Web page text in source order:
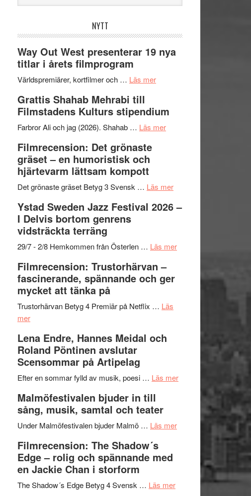
webbplatsen
NYTT
Way Out West presenterar 19 nya
titlar i årets filmprogram
Världspremiärer, kortfilmer och … Läs merom
West
presenterar
årets
Grattis Shahab Mehrabi till
Filmstadens Kulturs stipendium
Farbror Ali och jag (2026). Shahab … Läs merom
Filmstadens
stipendium
Filmrecension: Det grönaste
gräset – en humoristisk och
hjärtevarm lättsam kompott
Det grönaste gräset Betyg 3 Svensk … Läs merom
Det
–
och
Ystad Sweden Jazz Festival 2026 –
I Delvis bortom genrens
vidsträckta terräng
29/7 - 2/8 Hemkommen från Österlen … Läs merom
vidsträckta
Filmrecension: Trustorhärvan –
fascinerande, spännande och ger
mycket att tänka på
Trustorhärvan Betyg 4 Premiär på Netflix … Läs
merom
Trustorhärvan
–
fascinerande,
spännande
ger
mycket
att
på
Lena Endre, Hannes Meidal och
Roland Pöntinen avslutar
Scensommar på Artipelag
Efter en sommar fylld av musik, poesi … Läs merom
Hannes
Pöntinen
Scensommar
Malmöfestivalen bjuder in till
sång, musik, samtal och teater
Under Malmöfestivalen bjuder Malmö … Läs merom
Malmöfestivalen
Filmrecension: The Shadow´s
Edge – rolig och spännande med
en Jackie Chan i storform
The Shadow´s Edge Betyg 4 Svensk … Läs merom